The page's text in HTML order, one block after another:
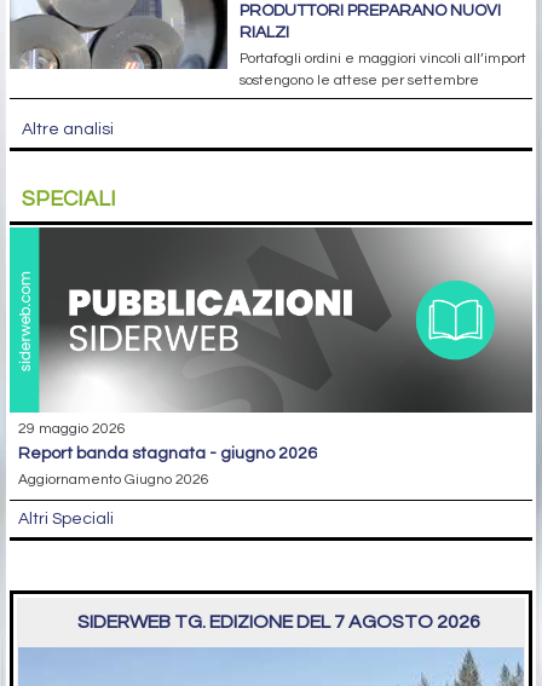
PRODUTTORI PREPARANO NUOVI
RIALZI
Portafogli ordini e maggiori vincoli all’import
sostengono le attese per settembre
Altre analisi
SPECIALI
29 maggio 2026
report banda stagnata - giugno 2026
Aggiornamento Giugno 2026
Altri Speciali
SIDERWEB TG. EDIZIONE DEL 7 AGOSTO 2026